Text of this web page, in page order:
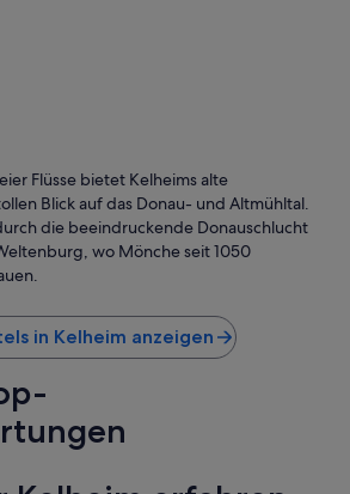
Flüsse bietet Kelheims alte
Blick auf das Donau- und Altmühltal.
die beeindruckende Donauschlucht
wo Mönche seit 1050
in Kelheim anzeigen